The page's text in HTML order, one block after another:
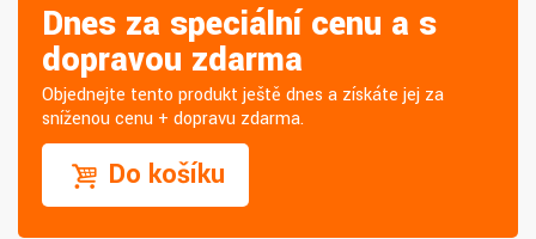
Dnes za speciální cenu a s
dopravou zdarma
Objednejte tento produkt ještě dnes a získáte jej za
sníženou cenu + dopravu zdarma.
Do košíku